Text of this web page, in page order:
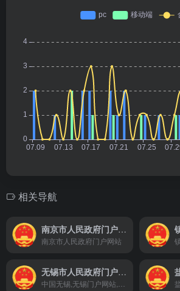
相关导航
南京市人民政府门户网站
南京市人民政府门户网站
无锡市人民政府门户网站